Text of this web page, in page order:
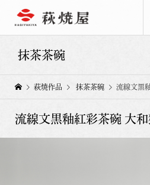
抹茶茶碗
萩焼作品 抹茶茶碗 流線文黒
流線文黒釉紅彩茶碗 大